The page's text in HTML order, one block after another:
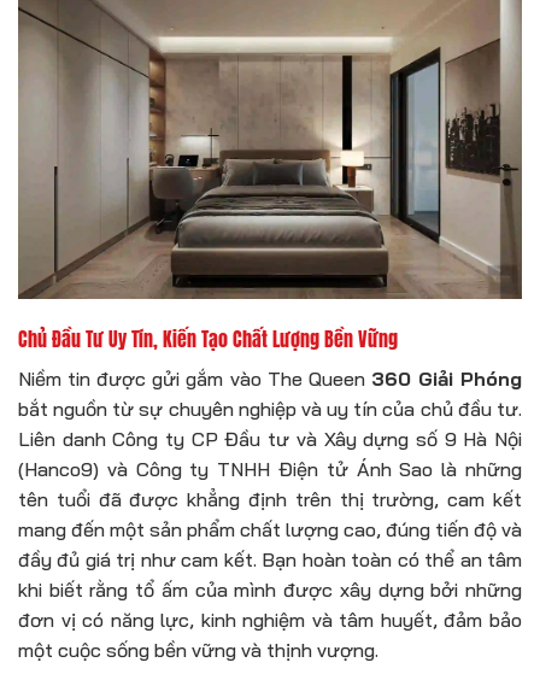
Chủ Đầu Tư Uy Tín, Kiến Tạo Chất Lượng Bền Vững
Niềm tin được gửi gắm vào The Queen 360 Giải Phóng
bắt nguồn từ sự chuyên nghiệp và uy tín của chủ đầu tư.
Liên danh Công ty CP Đầu tư và Xây dựng số 9 Hà Nội
(Hanco9) và Công ty TNHH Điện tử Ánh Sao là những
tên tuổi đã được khẳng định trên thị trường, cam kết
mang đến một sản phẩm chất lượng cao, đúng tiến độ và
đầy đủ giá trị như cam kết. Bạn hoàn toàn có thể an tâm
khi biết rằng tổ ấm của mình được xây dựng bởi những
đơn vị có năng lực, kinh nghiệm và tâm huyết, đảm bảo
một cuộc sống bền vững và thịnh vượng.